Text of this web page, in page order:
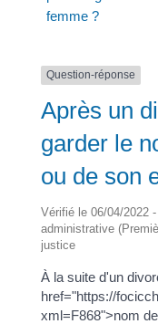
femme ?
Question-réponse
Après un
garder le
ou de son
Vérifié le 06/04/2022
administrative
justice
À la suite d'un
href="https://
xml=F868">nom